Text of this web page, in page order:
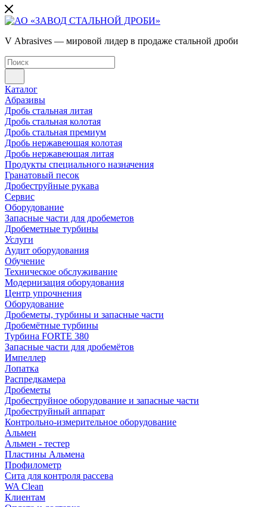
V Abrasives — мировой лидер в продаже стальной дроби
Каталог
Абразивы
Дробь стальная литая
Дробь стальная колотая
Дробь стальная премиум
Дробь нержавеющая колотая
Дробь нержавеющая литая
Продукты специального назначения
Гранатовый песок
Дробеструйные рукава
Сервис
Оборудование
Запасные части для дробеметов
Дробеметные турбины
Услуги
Аудит оборудования
Обучение
Техническое обслуживание
Модернизация оборудования
Центр упрочнения
Оборудование
Дробеметы, турбины и запасные части
Дробемётные турбины
Турбина FORTE 380
Запасные части для дробемётов
Импеллер
Лопатка
Распредкамера
Дробеметы
Дробеструйное оборудование и запасные части
Дробеструйный аппарат
Контрольно-измерительное оборудование
Альмен
Альмен - тестер
Пластины Альмена
Профилометр
Сита для контроля рассева
WA Clean
Клиентам